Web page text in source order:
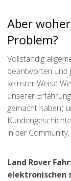
Aber
Problem?
Vollständig
beantworten und
keinster Weise
unserer
gemacht haben)
in der
Land Rover
elektronischen